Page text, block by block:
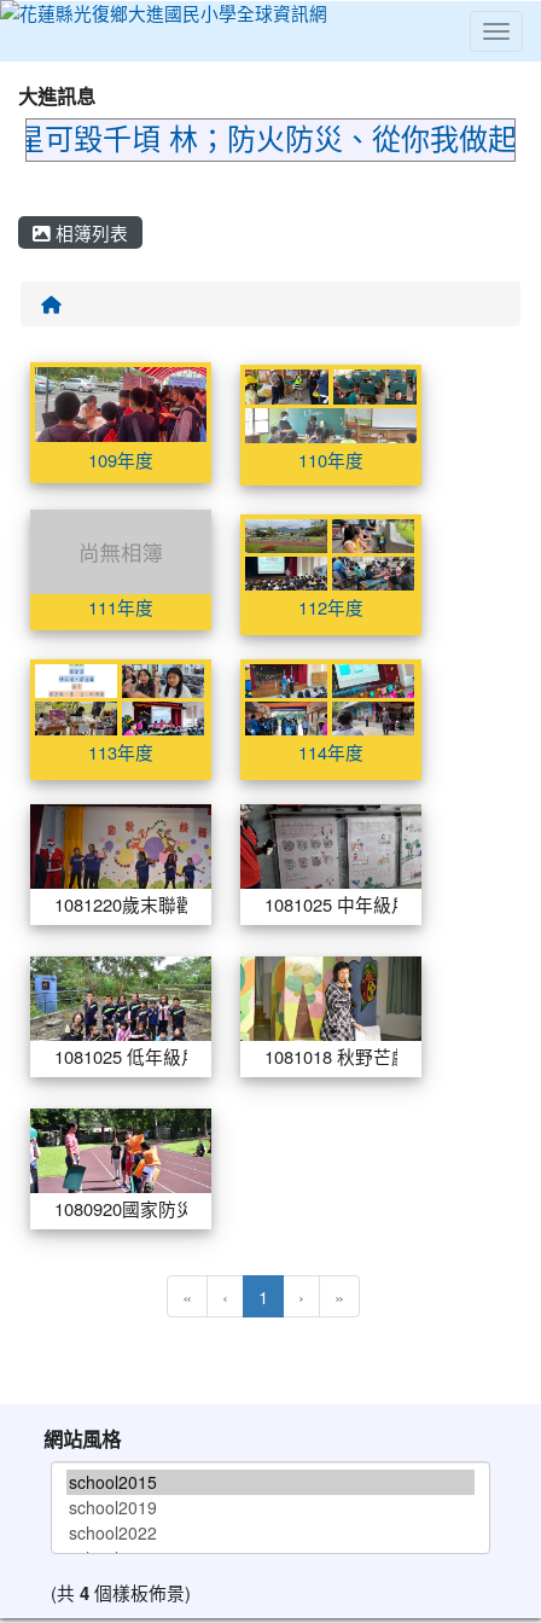
⏸
大進訊息
可毀千頃 林；防火防災、從你我做起
相簿列表
回首頁
相簿列表 109年度
109年度
110年度
110年度
110年度
尚無相簿
111年度
112年度
112年度
112年度
112年度
113年度
113年度
113年度
113年度
113年度
114年度
114年度
114年度
1081220歲末聯歡學習成果照片
1081220歲末聯歡學習成果照片
1081025 中年
1081025 中年級戶外教育活動
1081025 低年級戶外教育活動
1081025 低年級戶外教育活動
1081018 秋野
1081018 秋野芒劇團到校巡演
1080920國家防災日(正式演練)
1080920國家防災日(正式演練)
« ‹ 1 (目前頁次)
› »
網站風格
(共 4個樣板佈景)